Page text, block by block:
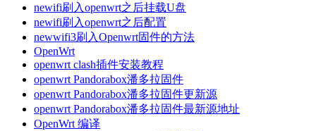
newifi刷入openwrt之后挂载U盘
newifi刷入openwrt之后配置
newwifi3刷入Openwrt固件的方法
OpenWrt
openwrt clash插件安装教程
openwrt Pandorabox潘多拉固件
openwrt Pandorabox潘多拉固件更新源
openwrt Pandorabox潘多拉固件最新源地址
OpenWrt 编译